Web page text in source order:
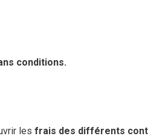
conditions.
les frais des différents